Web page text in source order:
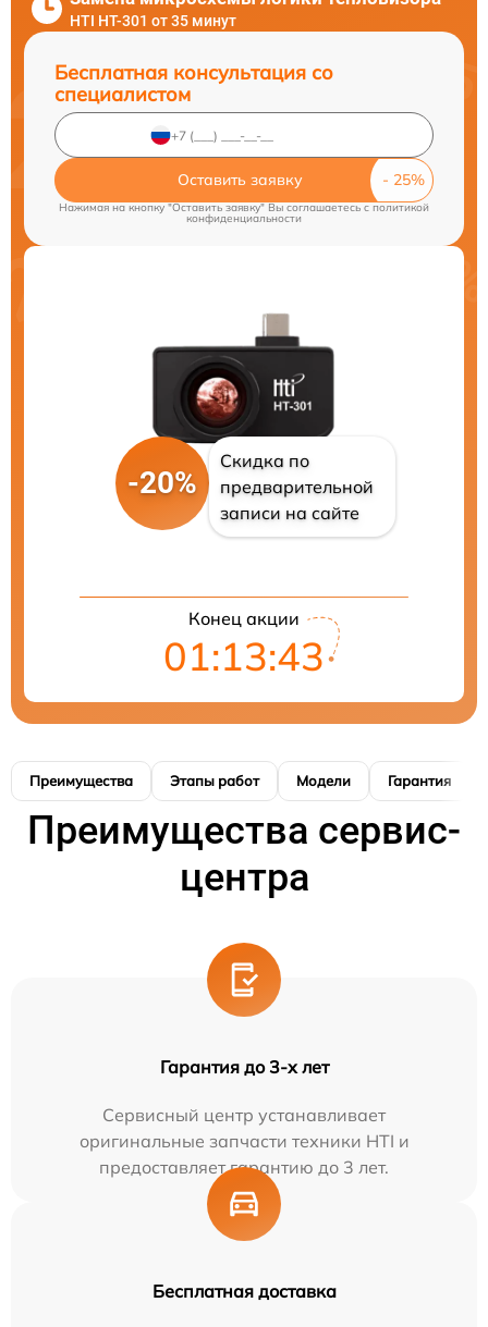
HTI HT-301 от 35 минут
Бесплатная консультация со
специалистом
Оставить заявку
Нажимая на кнопку "Оставить заявку" Вы соглашаетесь cполитикой
конфиденциальности
-20%
Скидка по
предварительной
записи на сайте
Конец акции
01:13:42
Преимущества Этапы работ Модели Гарантия
Преимущества сервис-
центра
Гарантия до 3-х лет
Сервисный центр устанавливает
оригинальные запчасти техники HTI и
предоставляет гарантию до 3 лет.
Бесплатная доставка